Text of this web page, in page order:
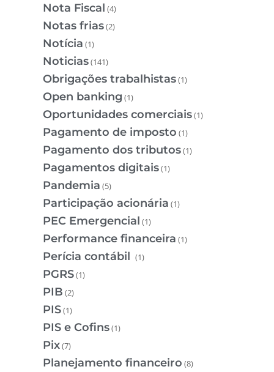
Nota Fiscal (4)
Notas frias(2)
Notícia (1)
Noticias(141)
Obrigações trabalhistas(1)
Open banking (1)
Oportunidades comerciais(1)
Pagamento de imposto (1)
Pagamento dos tributos(1)
Pagamentos digitais(1)
Pandemia (5)
Participação acionária (1)
PEC Emergencial (1)
Performance financeira (1)
Perícia contábil (1)
PGRS(1)
PIB (2)
PIS(1)
PIS e Cofins(1)
Pix(7)
Planejamento financeiro (8)